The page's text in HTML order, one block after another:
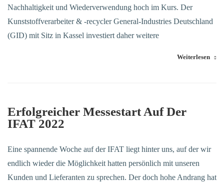
Nachhaltigkeit und Wiederverwendung hoch im Kurs. Der
Kunststoffverarbeiter & -recycler General-Industries Deutschland
(GID) mit Sitz in Kassel investiert daher weitere
Weiterlesen
Erfolgreicher Messestart Auf Der
IFAT 2022
Eine spannende Woche auf der IFAT liegt hinter uns, auf der wir
endlich wieder die Möglichkeit hatten persönlich mit unseren
Kunden und Lieferanten zu sprechen. Der doch hohe Andrang hat